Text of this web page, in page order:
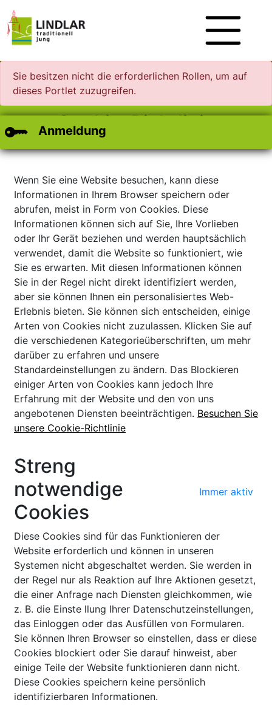
Sie besitzen nicht die erforderlichen Rollen, um auf
dieses Portlet zuzugreifen.
Anmeldung
Cookie-Richtlinie
Wenn Sie eine Website besuchen, kann diese
Informationen in Ihrem Browser speichern oder
abrufen, meist in Form von Cookies. Diese
Informationen können sich auf Sie, Ihre Vorlieben
oder Ihr Gerät beziehen und werden hauptsächlich
verwendet, damit die Website so funktioniert, wie
Sie es erwarten. Mit diesen Informationen können
Sie in der Regel nicht direkt identifiziert werden,
aber sie können Ihnen ein personalisiertes Web-
Erlebnis bieten. Sie können sich entscheiden, einige
Arten von Cookies nicht zuzulassen. Klicken Sie auf
die verschiedenen Kategorieüberschriften, um mehr
darüber zu erfahren und unsere
Standardeinstellungen zu ändern. Das Blockieren
einiger Arten von Cookies kann jedoch Ihre
Erfahrung mit der Website und den von uns
angebotenen Diensten beeinträchtigen. Besuchen Sie
unsere Cookie-Richtlinie
Streng
notwendige
Cookies
Immer aktiv
Diese Cookies sind für das Funktionieren der
Website erforderlich und können in unseren
Systemen nicht abgeschaltet werden. Sie werden in
der Regel nur als Reaktion auf Ihre Aktionen gesetzt,
die einer Anfrage nach Diensten gleichkommen, wie
z. B. die Einste llung Ihrer Datenschutzeinstellungen,
das Einloggen oder das Ausfüllen von Formularen.
Sie können Ihren Browser so einstellen, dass er diese
Cookies blockiert oder Sie darauf hinweist, aber
einige Teile der Website funktionieren dann nicht.
Diese Cookies speichern keine persönlich
identifizierbaren Informationen.